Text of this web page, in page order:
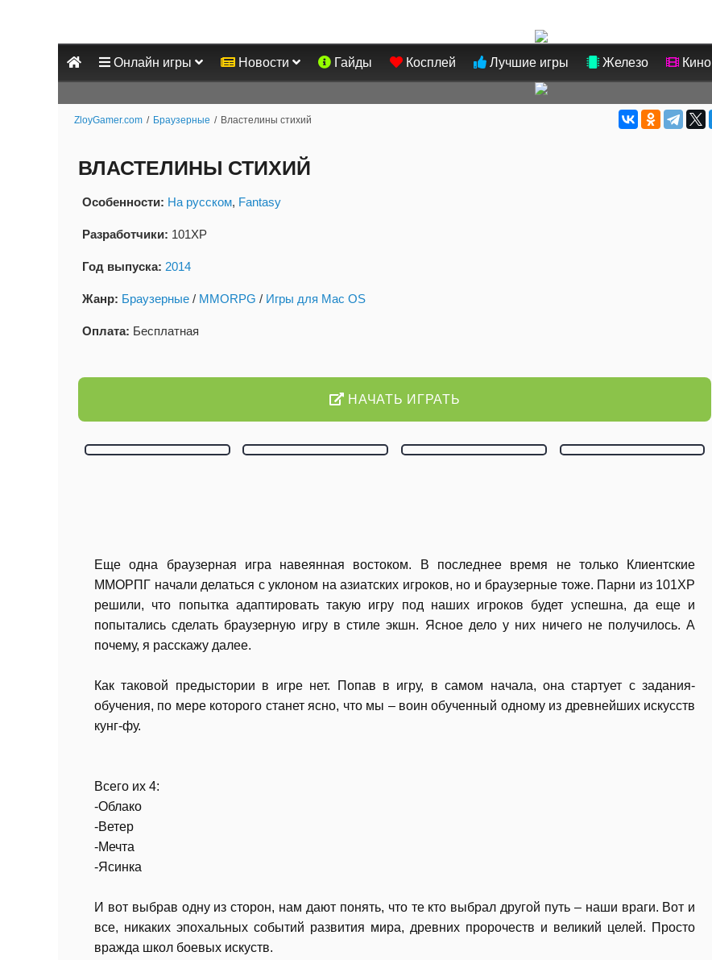
Онлайн игры Новости Гайды Косплей Лучшие игры Железо Кино
ZloyGamer.com / Браузерные / Властелины стихий
ВЛАСТЕЛИНЫ СТИХИЙ
Особенности: На русском, Fantasy
Разработчики: 101XP
Год выпуска: 2014
Жанр: Браузерные / MMORPG / Игры для Mac OS
Оплата: Бесплатная
НАЧАТЬ ИГРАТЬ
Еще одна браузерная игра навеянная востоком. В последнее время не только Клиентские
ММОРПГ начали делаться с уклоном на азиатских игроков, но и браузерные тоже. Парни из 101ХР
решили, что попытка адаптировать такую игру под наших игроков будет успешна, да еще и
попытались сделать браузерную игру в стиле экшн. Ясное дело у них ничего не получилось. А
почему, я расскажу далее.
Как таковой предыстории в игре нет. Попав в игру, в самом начала, она стартует с задания-
обучения, по мере которого станет ясно, что мы – воин обученный одному из древнейших искусств
кунг-фу.
Всего их 4:
-Облако
-Ветер
-Мечта
-Ясинка
И вот выбрав одну из сторон, нам дают понять, что те кто выбрал другой путь – наши враги. Вот и
все, никаких эпохальных событий развития мира, древних пророчеств и великий целей. Просто
вражда школ боевых искуств.